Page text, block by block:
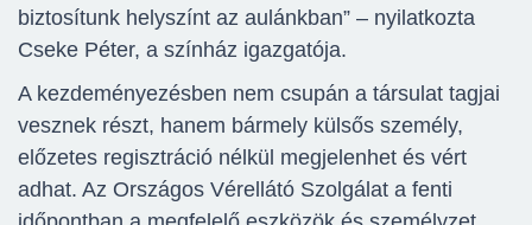
biztosítunk helyszínt az aulánkban” – nyilatkozta
Cseke Péter, a színház igazgatója.
A kezdeményezésben nem csupán a társulat tagjai
vesznek részt, hanem bármely külsős személy,
előzetes regisztráció nélkül megjelenhet és vért
adhat. Az Országos Vérellátó Szolgálat a fenti